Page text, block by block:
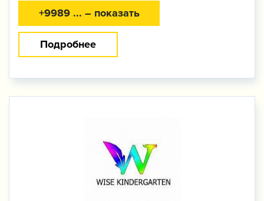
+9989 ... – показать
Подробнее